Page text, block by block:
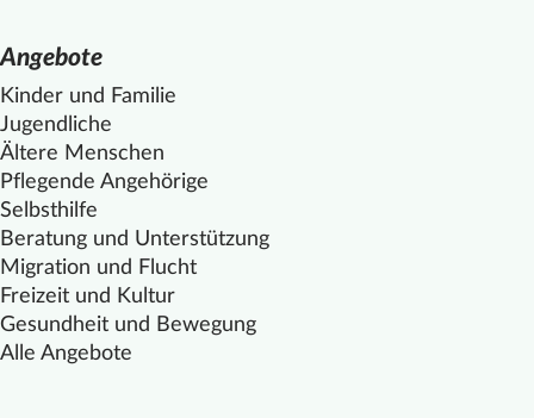
Angebote
Kinder und Familie
Jugendliche
Ältere Menschen
Pflegende Angehörige
Selbsthilfe
Beratung und Unterstützung
Migration und Flucht
Freizeit und Kultur
Gesundheit und Bewegung
Alle Angebote